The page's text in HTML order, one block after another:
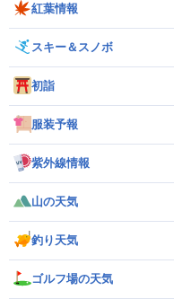
紅葉情報
スキー＆スノボ
初詣
服装予報
紫外線情報
山の天気
釣り天気
ゴルフ場の天気